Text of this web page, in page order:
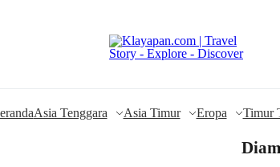
Asia Tenggara Asia Timur Eropa Timur